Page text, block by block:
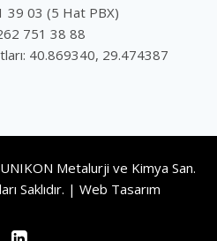
39 03 (5 Hat PBX)
751 38 88
40.869340, 29.474387
Metalurji ve Kimya San.
Saklıdır. | Web Tasarım